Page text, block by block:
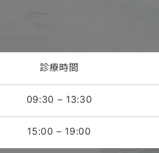
診療時間
09:30 – 13:30
15:00 – 19:00